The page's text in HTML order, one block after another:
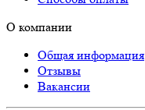
О компании
Общая информация
Отзывы
Вакансии